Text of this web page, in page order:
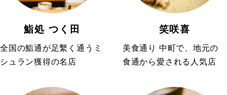
鮨処 つく田
全国の鮨通が足繫く通うミ
シュラン獲得の名店
笑咲喜
美食通り 中町で、地元の
食通から愛される人気店